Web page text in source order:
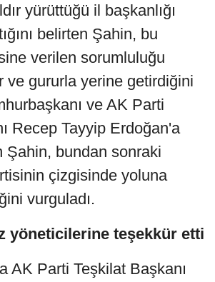
yürüttüğü il başkanlığı
belirten Şahin, bu
verilen sorumluluğu
ve gururla yerine getirdiğini
ve AK Parti
Recep Tayyip Erdoğan'a
Şahin, bundan sonraki
çizgisinde yoluna
vurguladı.
yöneticilerine teşekkür etti
AK Parti Teşkilat Başkanı